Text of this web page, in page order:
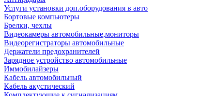
Услуги установки доп.оборудования в авто
Бортовые компьютеры
Брелки, чехлы
Видеокамеры автомобильные,мониторы
Видеорегистраторы автомобильные
Держатели предохранителей
Зарядное устройство автомобильные
Иммобилайзеры
Кабель автомобильный
Кабель акустический